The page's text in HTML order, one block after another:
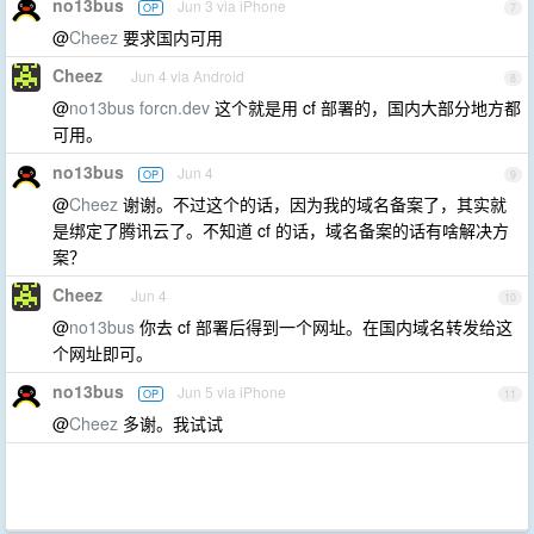
7
no13bus OP Jun 3 via iPhone
@Cheez 要求国内可用
8
Cheez Jun 4 via Android
@no13bus forcn.dev 这个就是用 cf 部署的，国内大部分地方都
可用。
9
no13bus OP Jun 4
@Cheez 谢谢。不过这个的话，因为我的域名备案了，其实就
是绑定了腾讯云了。不知道 cf 的话，域名备案的话有啥解决方
案？
10
Cheez Jun 4
@no13bus 你去 cf 部署后得到一个网址。在国内域名转发给这
个网址即可。
11
no13bus OP Jun 5 via iPhone
@Cheez 多谢。我试试